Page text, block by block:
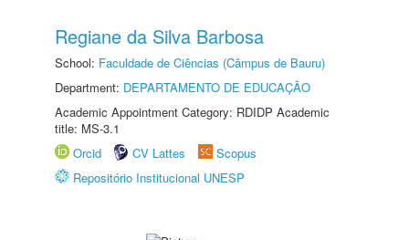
Regiane da Silva Barbosa
School: Faculdade de Ciências (Câmpus de Bauru)
Department: DEPARTAMENTO DE EDUCAÇÃO
Academic Appointment Category: RDIDP Academic
title: MS-3.1
Orcid
CV Lattes
Scopus
Repositório Institucional UNESP